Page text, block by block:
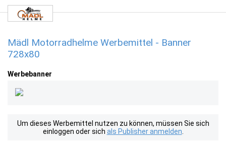
Mädl Motorradhelme Werbemittel - Banner
728x80
Werbebanner
Um dieses Werbemittel nutzen zu können, müssen Sie sich
einloggen oder sich als Publisher anmelden